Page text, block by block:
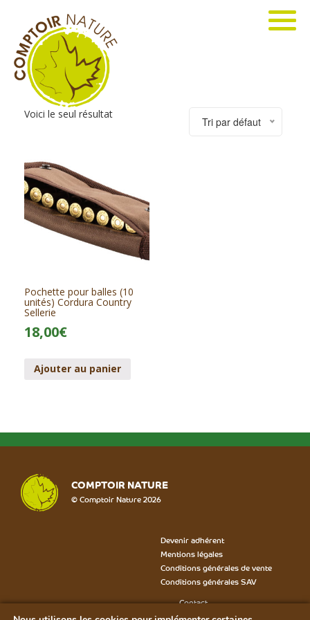
Voici le seul résultat
Tri par défaut
Pochette pour balles (10
unités) Cordura Country
Sellerie
18,00€
Ajouter au panier
COMPTOIR NATURE
© Comptoir Nature 2026
Devenir adhérent
Mentions légales
Conditions générales de vente
Conditions générales SAV
Contact
Formulaire SAV